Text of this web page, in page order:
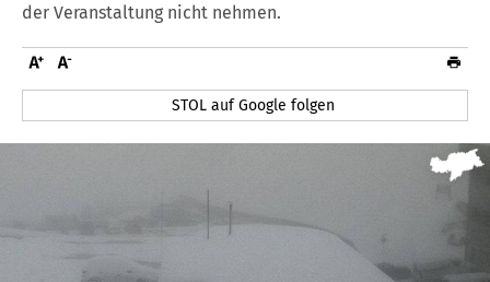
der Veranstaltung nicht nehmen.
STOL auf Google folgen